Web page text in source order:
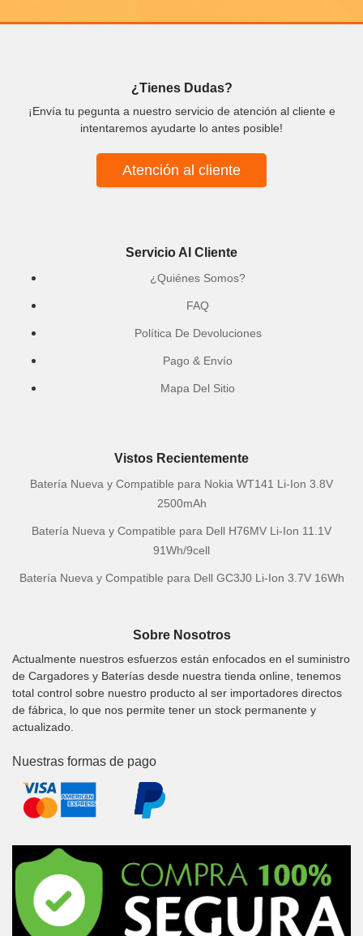
¿Tienes Dudas?
¡Envía tu pegunta a nuestro servicio de atención al cliente e
intentaremos ayudarte lo antes posible!
Atención al cliente
Servicio Al Cliente
¿Quiénes Somos?
FAQ
Política De Devoluciones
Pago & Envío
Mapa Del Sitio
Vistos Recientemente
Batería Nueva y Compatible para Nokia WT141 Li-Ion 3.8V
2500mAh
Batería Nueva y Compatible para Dell H76MV Li-Ion 11.1V
91Wh/9cell
Batería Nueva y Compatible para Dell GC3J0 Li-Ion 3.7V 16Wh
Sobre Nosotros
Actualmente nuestros esfuerzos están enfocados en el suministro
de Cargadores y Baterías desde nuestra tienda online, tenemos
total control sobre nuestro producto al ser importadores directos
de fábrica, lo que nos permite tener un stock permanente y
actualizado.
Nuestras formas de pago